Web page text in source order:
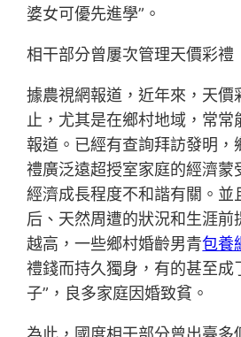
婆女可優先進學”。
相干部分曾屢次管理天價彩禮
據農視網報道，近年來，天價
止，尤其是在鄉村地域，常常
報道。已經有查詢拜訪發明，
禮廣泛遠超授室家庭的經濟蒙
經濟成長程度不和諧有關。並
后、天然周遭的狀況和生涯前
越高，一些鄉村婚齡男青包養
禮錢而持久獨身，有的甚至成
子”，良多家庭因婚致貧。